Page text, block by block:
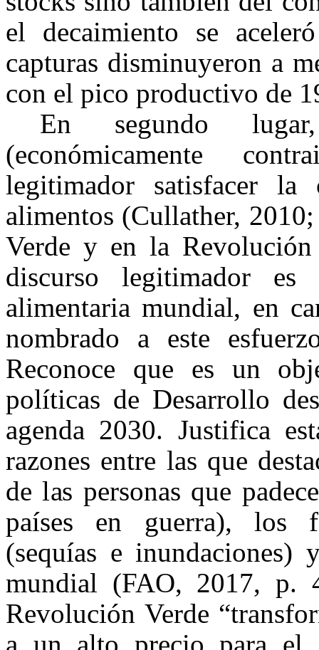
el decaimiento se
capturas disminuyeron a
con el pico productivo de
En segundo
(económicamente
legitimador satisfacer la
alimentos (Cullather,
Verde y en la
discurso legitimador
alimentaria mundial, en
nombrado a este
Reconoce que es un
políticas de Desarrollo
agenda 2030. Justifica
razones entre las que
de las personas que
países en guerra), los
(sequías e
mundial (FAO, 2017, p.
Revolución Verde